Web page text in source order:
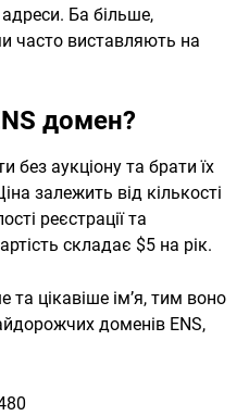
Ба більше,
часто виставляють на
домен?
без аукціону та брати їх
залежить від кількості
реєстрації та
складає $5 на рік.
цікавіше ім’я, тим воно
доменів ENS,